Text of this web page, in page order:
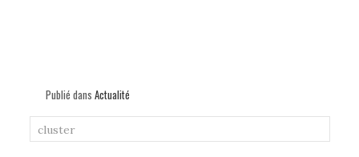
Publié dans Actualité
cluster